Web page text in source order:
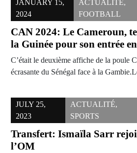
JANUARY 15,
2024
ACTUALITÉ,
FOOTBALL
CAN 2024: Le Cameroun,
la Guinée pour son entrée
C’était le deuxième affiche de la poule
écrasante du Sénégal face à la
JULY 25,
2023
ACTUALITÉ,
SPORTS
Transfert: Ismaïla Sarr
l’OM